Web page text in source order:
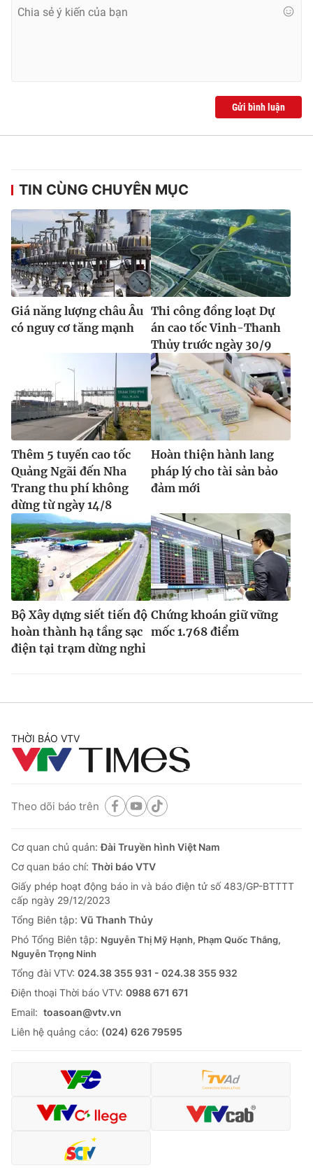
Gửi bình luận
TIN CÙNG CHUYÊN MỤC
Giá năng lượng châu Âu
có nguy cơ tăng mạnh
Thi công đồng loạt Dự
án cao tốc Vinh-Thanh
Thủy trước ngày 30/9
Thêm 5 tuyến cao tốc
Quảng Ngãi đến Nha
Trang thu phí không
dừng từ ngày 14/8
Hoàn thiện hành lang
pháp lý cho tài sản bảo
đảm mới
Bộ Xây dựng siết tiến độ
hoàn thành hạ tầng sạc
điện tại trạm dừng nghỉ
Chứng khoán giữ vững
mốc 1.768 điểm
THỜI BÁO VTV
Theo dõi báo trên
Cơ quan chủ quản:Đài Truyền hình Việt Nam
Cơ quan báo chí: Thời báo VTV
Giấy phép hoạt động báo in và báo điện tử số 483/GP-BTTTT
cấp ngày 29/12/2023
Tổng Biên tập: Vũ Thanh Thủy
Phó Tổng Biên tập: Nguyễn Thị Mỹ Hạnh, Phạm Quốc Thắng,
Nguyễn Trọng Ninh
Tổng đài VTV: 024.38 355 931 - 024.38 355 932
Ðiện thoại Thời báo VTV: 0988 671 671
Email: toasoan@vtv.vn
Liên hệ quảng cáo: (024) 626 79595